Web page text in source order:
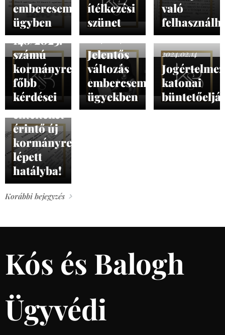
embercsempész
ügyben
ítélkezési
szünet
való
2024.02.14
A
148/2023.
számú
kormányrendelet
főbb
kérdései
Jelentős
változás
embercsempész
ügyekben
2024.02.14
katonai
2024.02.14
Külföldi
elítélteket
érintő új
kormányrendelet
lépett
hatályba!
Korábbi bejegyzés
Kós és Balogh
Ügyvédi